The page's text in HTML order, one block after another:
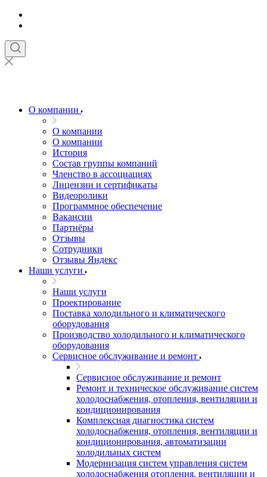
О компании
О компании
О компании
История
Состав группы компаний
Членство в ассоциациях
Лицензии и сертификаты
Видеоролики
Программное обеспечение
Вакансии
Партнёры
Отзывы
Сотрудники
Отзывы Яндекс
Наши услуги
Наши услуги
Проектирование
Поставка холодильного и климатического
оборудования
Производство холодильного и климатического
оборудования
Сервисное обслуживание и ремонт
Сервисное обслуживание и ремонт
Ремонт и техническое обслуживание систем
холодоснабжения, отопления, вентиляции и
кондиционирования
Комплексная диагностика систем
холодоснабжения, отопления, вентиляции и
кондиционирования, автоматизации
холодильных систем
Модернизация систем управления систем
холодоснабжения отопления, вентиляции и